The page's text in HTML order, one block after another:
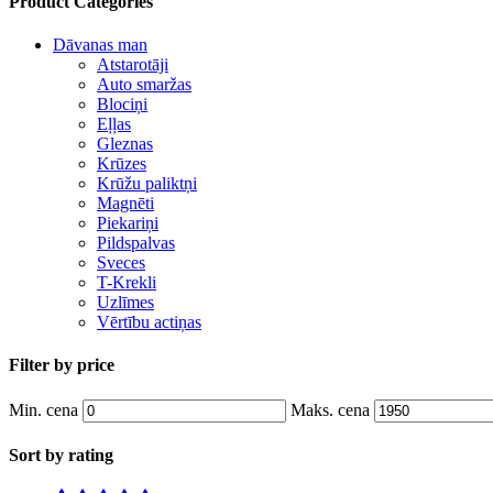
Dāvanas man
Atstarotāji
Auto smaržas
Blociņi
Eļļas
Gleznas
Krūzes
Krūžu paliktņi
Magnēti
Piekariņi
Pildspalvas
Sveces
T-Krekli
Uzlīmes
Vērtību actiņas
Psiholoģijas kārtis
Biznesam
Personībai
Filter by price
Min. cena Maks. cena
Sort by rating